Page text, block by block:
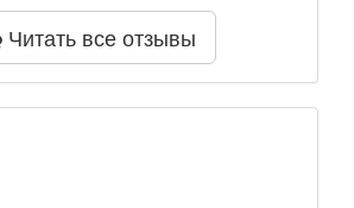
Читать все отзывы